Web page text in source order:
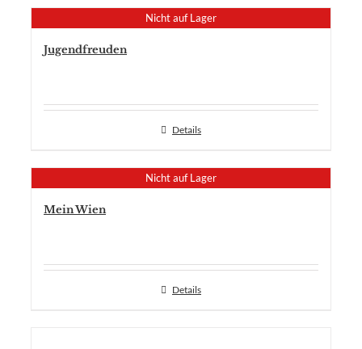
Nicht auf Lager
Jugendfreuden
Details
Nicht auf Lager
Mein Wien
Details